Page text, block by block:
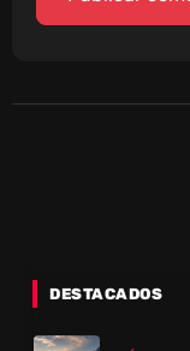
DESTACADOS